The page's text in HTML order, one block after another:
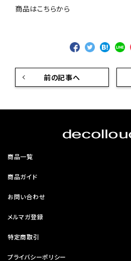
商品はこちらから
前の記事へ
商品一覧
商品ガイド
お問い合わせ
メルマガ登録
特定商取引
プライバシーポリシー